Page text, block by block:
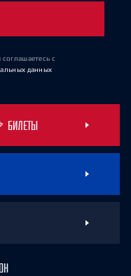
с
данных
БИЛЕТЫ